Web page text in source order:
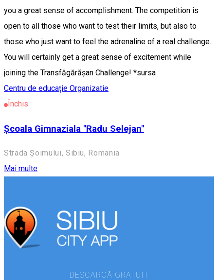
you a great sense of accomplishment. The competition is
open to all those who want to test their limits, but also to
those who just want to feel the adrenaline of a real challenge.
You will certainly get a great sense of excitement while
joining the Transfăgărășan Challenge! *sursa
Centru de educație Organizatie
Închis
Școala Gimnaziala "Radu Selejan"
Strada Șoimului, Sibiu, Romania
Mai multe
DESCARCĂ GRATUIT